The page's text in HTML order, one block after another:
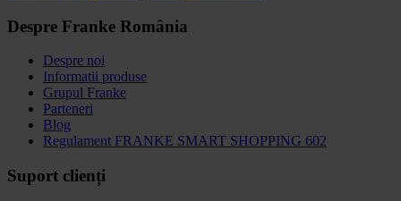
Despre Franke România
Despre noi
Informatii produse
Grupul Franke
Parteneri
Blog
Regulament FRANKE SMART SHOPPING 602
Suport clienți